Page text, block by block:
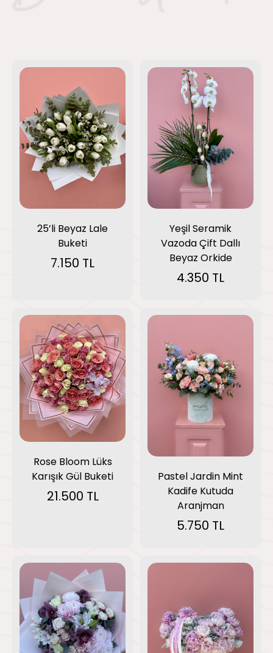
25’li Beyaz Lale
Buketi
7.150 TL
Yeşil Seramik
Vazoda Çift Dallı
Beyaz Orkide
4.350 TL
Rose Bloom Lüks
Karışık Gül Buketi
21.500 TL
Pastel Jardin Mint
Kadife Kutuda
Aranjman
5.750 TL